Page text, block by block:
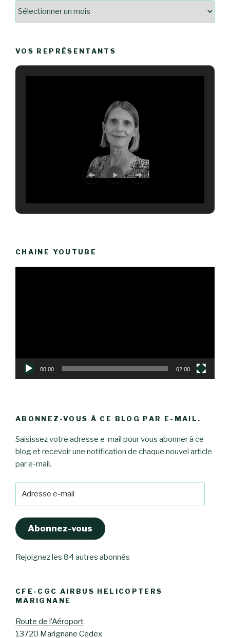
VOS REPRÉSENTANTS
CHAINE YOUTUBE
00:00 02:00
ABONNEZ-VOUS À CE BLOG PAR E-MAIL.
Saisissez votre adresse e-mail pour vous abonner à ce
blog et recevoir une notification de chaque nouvel article
par e-mail.
Abonnez-vous
Rejoignez les 84 autres abonnés
CFE-CGC AIRBUS HELICOPTERS
MARIGNANE
Route de l’Aéroport
13720 Marignane Cedex